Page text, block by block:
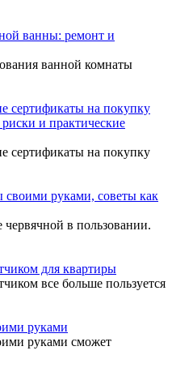
ванны: ремонт и
ванной комнаты
сертификаты на покупку
и практические
сертификаты на покупку
своими руками, советы как
червячной в пользовании.
для квартиры
все больше пользуется
руками
руками сможет